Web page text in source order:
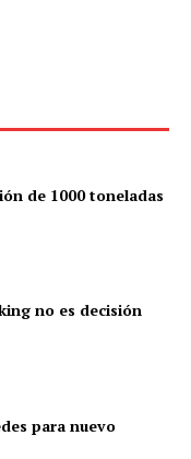
de 1000 toneladas
no es decisión
para nuevo